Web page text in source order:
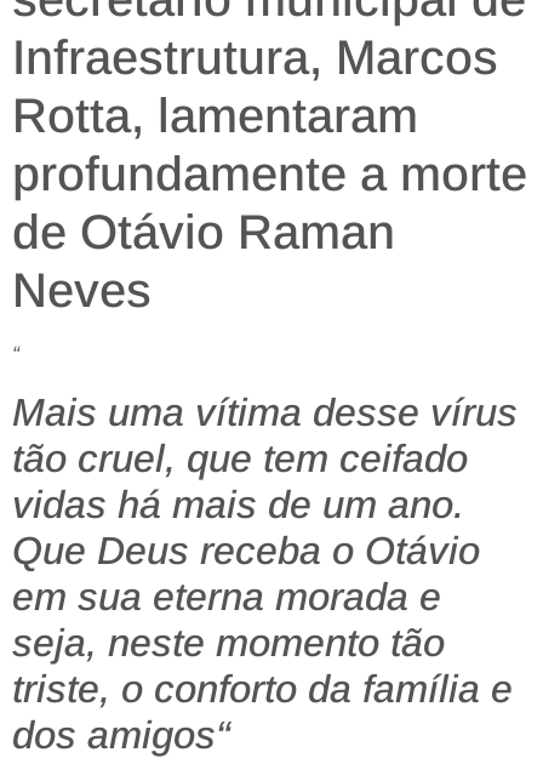
Infraestrutura, Marcos
Rotta, lamentaram
profundamente a morte
de Otávio Raman
Neves
“
Mais uma vítima desse vírus
tão cruel, que tem ceifado
vidas há mais de um ano.
Que Deus receba o Otávio
em sua eterna morada e
seja, neste momento tão
triste, o conforto da família e
dos amigos“